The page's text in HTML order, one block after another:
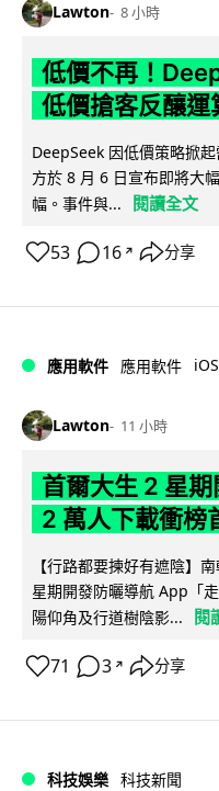
Lawton 8 小時
低價不再！
低價搶客反釀運
DeepSeek 因低價策略掀
方於 8 月 6 日宣布即將大
幅。事件與...
閱讀全文
53 16 ↗ 分享
應用軟件 應用軟件
Lawton 11 小時
首爾大生 2 星
2 萬人下載衝榜
【行路都要揀好有遮陰】
星期開發防曬導航 App「
陽仰角及行道樹陰影...
閱
71 3 ↗ 分享
科技娛樂 科技新聞